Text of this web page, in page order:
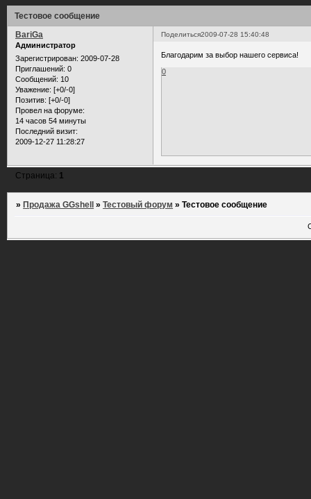
Тестовое сообщение
Поделиться2009-07-28 15:40:48
BariGa
Администратор
Зарегистрирован: 2009-07-28
Приглашений: 0
Сообщений: 10
Уважение: [+0/-0]
Позитив: [+0/-0]
Провел на форуме:
14 часов 54 минуты
Последний визит:
2009-12-27 11:28:27
Благодарим за выбор нашего сервиса!
0
Страница: 1
» Продажа GGshell »Тестовый форум »Тестовое сообщение